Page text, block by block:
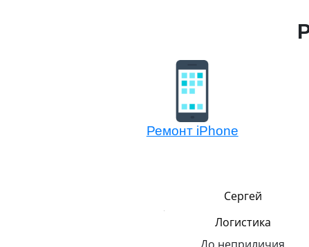
Ремонт iPhone
Сергей
Логистика